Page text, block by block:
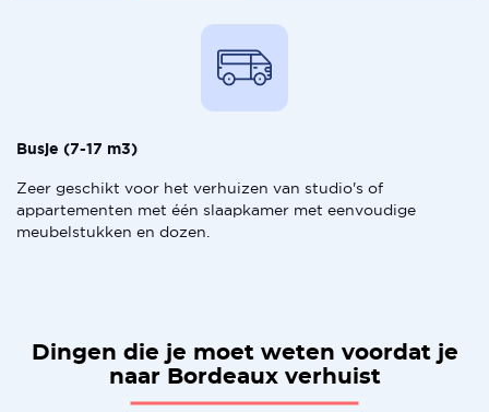
Busje (7-17 m3)
Zeer geschikt voor het verhuizen van studio's of
appartementen met één slaapkamer met eenvoudige
meubelstukken en dozen.
Dingen die je moet weten voordat je
naar Bordeaux verhuist